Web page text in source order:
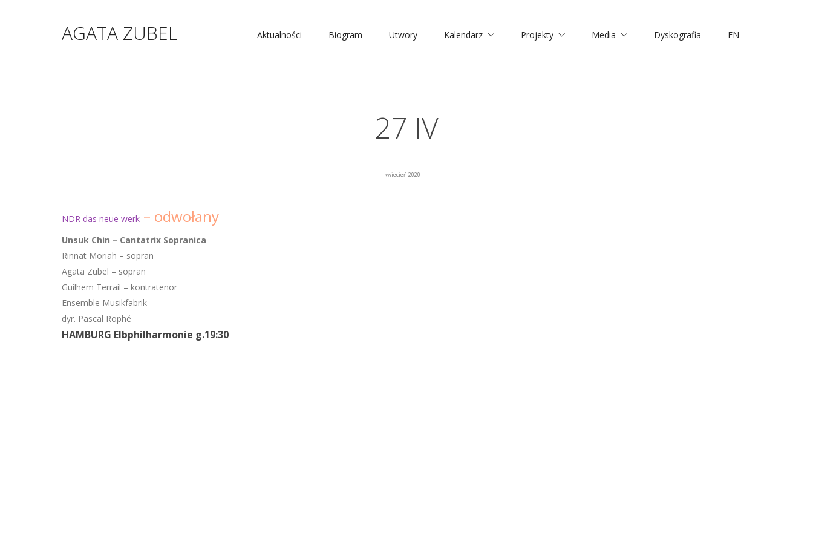
AGATA ZUBEL Aktualności Biogram Utwory Kalendarz Projekty Media Dyskografia EN
27 IV
kwiecień 2020
NDR das neue werk – odwołany
Unsuk Chin – Cantatrix Sopranica
Rinnat Moriah – sopran
Agata Zubel – sopran
Guilhem Terrail – kontratenor
Ensemble Musikfabrik
dyr. Pascal Rophé
HAMBURG Elbphilharmonie g.19:30